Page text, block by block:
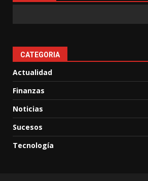
CATEGORIA
Actualidad
Finanzas
Noticias
Sucesos
Tecnología